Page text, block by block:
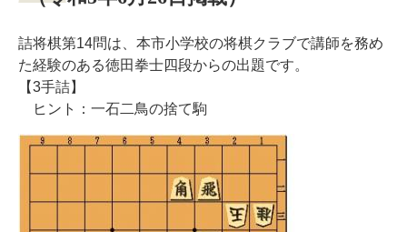
詰将棋第14問は、本市小学校の将棋クラブで講師を務め
た経験のある徳田拳士四段からの出題です。
【3手詰】
ヒント：一石二鳥の捨て駒